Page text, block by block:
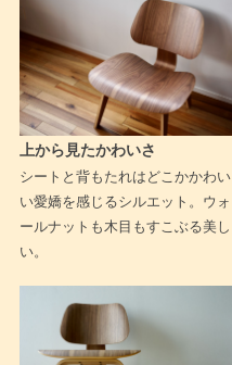
上から見たかわいさ
シートと背もたれはどこかかわい
い愛嬌を感じるシルエット。ウォ
ールナットも木目もすこぶる美し
い。